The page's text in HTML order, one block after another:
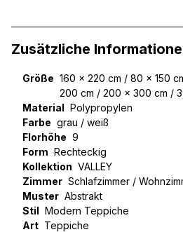
Zusätzliche
Größe 160 x 220 cm / 80 x 150
200 cm / 200 x 300 cm /
Material Polypropylen
Farbe grau / weiß
Florhöhe 9
Form Rechteckig
Kollektion VALLEY
Zimmer Schlafzimmer /
Muster Abstrakt
Stil Modern Teppiche
Art Teppiche